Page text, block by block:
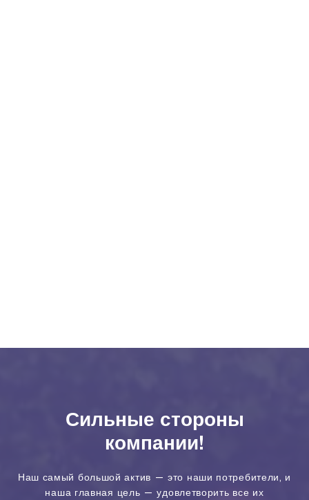
Сильные стороны
компании!
Наш самый большой актив — это наши потребители, и
наша главная цель — удовлетворить все их